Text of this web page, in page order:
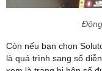
Còn nếu bạn chọn
là quá trình sang số